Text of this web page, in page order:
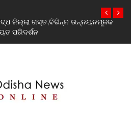
youth greatest strength, potential
Gandhi at ‘Chhatron Ki Goonj’ event